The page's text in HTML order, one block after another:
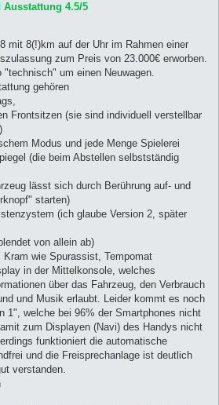
4.5/5
mit 8(!)km auf der Uhr im Rahmen einer
zum Preis von 23.000€ erworben.
um einen Neuwagen.
gehören
Frontsitzen (sie sind individuell verstellbar
Modus und jede Menge Spielerei
(die beim Abstellen selbstständig
lässt sich durch Berührung auf- und
starten)
(ich glaube Version 2, später
von allein ab)
wie Spurassist, Tempomat
in der Mittelkonsole, welches
über das Fahrzeug, den Verbrauch
und Musik erlaubt. Leider kommt es noch
1", welche bei 96% der Smartphones nicht
zum Displayen (Navi) des Handys nicht
funktioniert die automatische
und die Freisprechanlage ist deutlich
verstanden.